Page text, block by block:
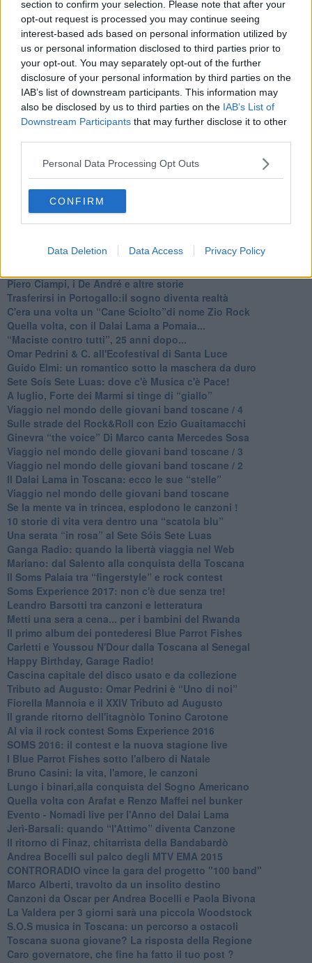
section to confirm your selection. Please note that after your
opt-out request is processed you may continue seeing
interest-based ads based on personal information utilized by
us or personal information disclosed to third parties prior to
your opt-out. You may separately opt-out of the further
disclosure of your personal information by third parties on the
IAB’s list of downstream participants. This information may
also be disclosed by us to third parties on the IAB’s List of
Downstream Participants that may further disclose it to other
Personal Data Processing Opt Outs
CONFIRM
Data Deletion Data Access Privacy Policy
"Quasi quasi" - 4 Venti
​Piero Ciampi, i De André e altre storie
​Trasferirsi in Portogallo:il sogno diventa realtà
​C'era una volta un “Cane Sciolto”di nome Zio Rock
Quella volta, con il Dalai Lama a Pomaia...
​“Maciste contro tutti”, 25 anni dopo...
​Omar Pedrini & C. all'Ecofestival di Santa Luce
Guido Elmi: un romantico sotto la maschera da duro
Sete Soís Sete Luas: dove c'è Musica c'è Pace!
​A luglio, Forte dei Marmi si tinge di “giallo”
Viaggio nel mondo delle giovani band toscane / 4
Sulle strade del Rock&Roll con Ezio Guaitamacchi
​Ginevra “the voice” Di Marco canta Mercedes Sosa
Viaggio nel mondo delle giovani band toscane / 3
​Viaggio nel mondo delle giovani band toscane / 2
Il Dalai Lama in Toscana: ecco le sue “stelle”
Viaggio nel mondo delle giovani band toscane
Se la mente va in trincea, esplodono le canzoni !
​10 storie di vita vera dentro una “scatola blu”
​Una serata “in rosa” al Sete Sóis Sete Luas
Ganga Radio: quando la libertà viaggia nel Web
Mariano: dal Salento alla conquista della Toscana
​Il Soms Palaia tra “fingerstyle” e rock contest
Soms Experience 2017: non c'è due senza tre!
​Leandro Barsotti tra canzoni e letteratura
​Metti una sera a cena... per i bambini del Rwanda
​Il primo album dei pontederesi Blue Parrot Fishes
Carletti e Youssou N'Dour dalla Toscana al Senegal
Happy Birthday, Garage Radio!
​Cascina capitale del disco usato e da collezione
Tributo ad Augusto: Omar Pedrini è “Uno di noi”
​Fiorella Mannoia e il XXIV Tributo ad Augusto
Il grande ritorno dell'itagnòlo Tonino Carotone
​Al via il rock contest Soms Experience 2016
​SOMS 2016: il contest e la nuova stagione live
I Blue Parrot Fishes sotto l'albero di Natale
Bruno Casini: la vita, l'amore, le canzoni
​Lungo i binari,alla conquista del Sogno Americano
​Quella volta con Arafat e Renzo Maffei nel bunker
​Evento - Nomadi live per l'Anno del Dalai Lama
Jerì-Barsali: quando “l'Attimo” diventa Canzone
Il ritorno di Finaz, chitarrista della Bandabardò
Andrea Bocelli sul palco degli MTV EMA 2015
CONTRORADIO vince la gara del progetto "100 band"
Marco Alberti, travolto da un insolito destino
Canzoni da Oscar per Andrea Bocelli e Paola Bivona
La Valdera per 3 giorni sarà una piccola Woodstock
S.O.S musica in Toscana: un percorso a ostacoli
​Toscana suona giovane? La risposta della Regione
Caro governatore, che fine ha fatto il tuo post ?